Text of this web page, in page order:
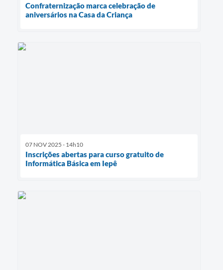
Confraternização marca celebração de
aniversários na Casa da Criança
07 NOV 2025 - 14h10
Inscrições abertas para curso gratuito de
Informática Básica em Iepê